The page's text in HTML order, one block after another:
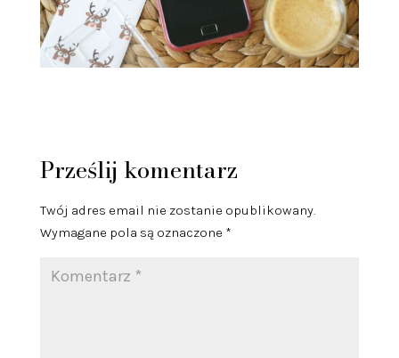
Prześlij komentarz
Twój adres email nie zostanie opublikowany.
Wymagane pola są oznaczone *